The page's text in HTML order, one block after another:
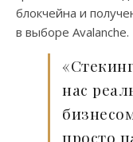
блокчейна и
в выборе Avalanche.
нас
просто